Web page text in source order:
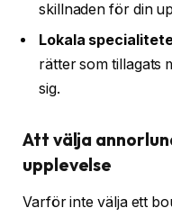
skillnaden för din
Lokala
rätter som tillagats
sig.
Att välja
upplevelse
Varför inte välja ett